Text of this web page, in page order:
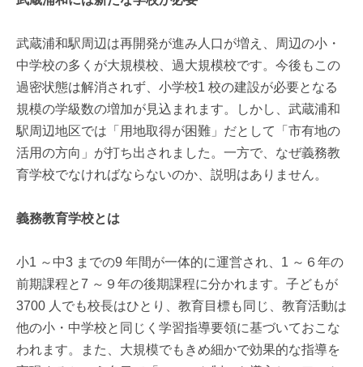
武蔵浦和駅周辺は再開発が進み人口が増え、周辺の小・
中学校の多くが大規模校、過大規模校です。今後もこの
過密状態は解消されず、小学校1 校の建設が必要となる
規模の学級数の増加が見込まれます。しかし、武蔵浦和
駅周辺地区では「用地取得が困難」だとして「市有地の
活用の方向」が打ち出されました。一方で、なぜ義務教
育学校でなければならないのか、説明はありません。
義務教育学校とは
小1 ～中3 までの9 年間が一体的に運営され、1 ～６年の
前期課程と7 ～９年の後期課程に分かれます。子どもが
3700 人でも校長はひとり、教育目標も同じ、教育活動は
他の小・中学校と同じく学習指導要領に基づいておこな
われます。また、大規模でもきめ細かで効果的な指導を